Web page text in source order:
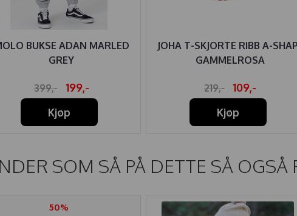
BUKSE ADAN MARLED
GREY
399,-
199,-
Kjøp
JOHA T-SKJORTE RIBB A-
GAMMELROSA
219,-
109,-
Kjøp
SOM SÅ PÅ DETTE SÅ OGSÅ
50%